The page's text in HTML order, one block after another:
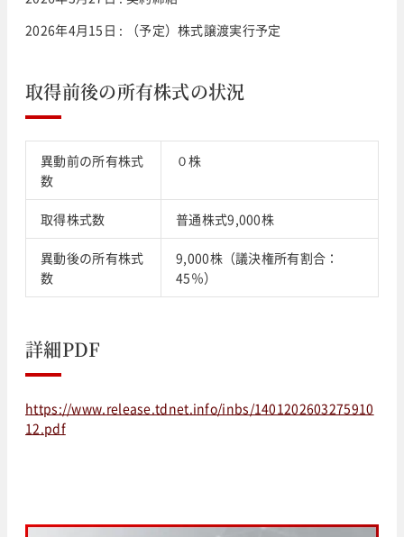
2026年4月15日 : （予定）株式譲渡実行予定
取得前後の所有株式の状況
異動前の所有株式
数
０株
取得株式数 普通株式9,000株
異動後の所有株式
数
9,000株（議決権所有割合：
45％）
詳細PDF
https://www.release.tdnet.info/inbs/1401202603275910
12.pdf